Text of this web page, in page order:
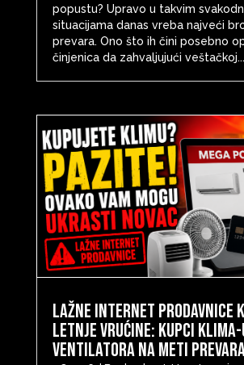
popustu? Upravo u takvim
situacijama danas vreba najveći
prevara. Ono što ih čini posebno
činjenica da zahvaljujući veštačkoj...
Lažne internet prodavnice
letnje vrućine: Kupci
ventilatora na meti